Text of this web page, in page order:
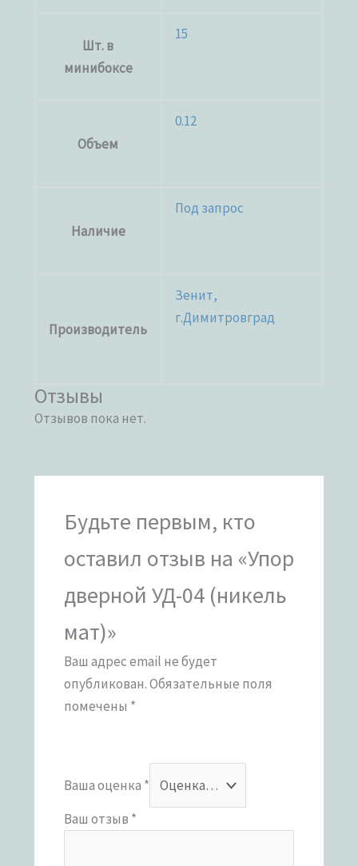
Шт. в
минибоксе
15
Объем
0.12
Наличие
Под запрос
Производитель
Зенит,
г.Димитровград
Отзывы
Отзывов пока нет.
Будьте первым, кто
оставил отзыв на «Упор
дверной УД-04 (никель
мат)»
Ваш адрес email не будет
опубликован.Обязательные поля
помечены *
Ваша оценка *
Ваш отзыв *